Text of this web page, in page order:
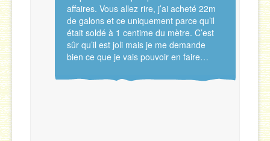
affaires. Vous allez rire, j’ai acheté 22m
de galons et ce uniquement parce qu’il
était soldé à 1 centime du mètre. C’est
sûr qu’il est joli mais je me demande
bien ce que je vais pouvoir en faire…